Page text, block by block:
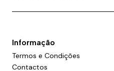
Informação
Termos e Condições
Contactos